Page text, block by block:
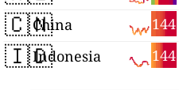
🇨🇳 144
China
🇮🇩 144
Indonesia